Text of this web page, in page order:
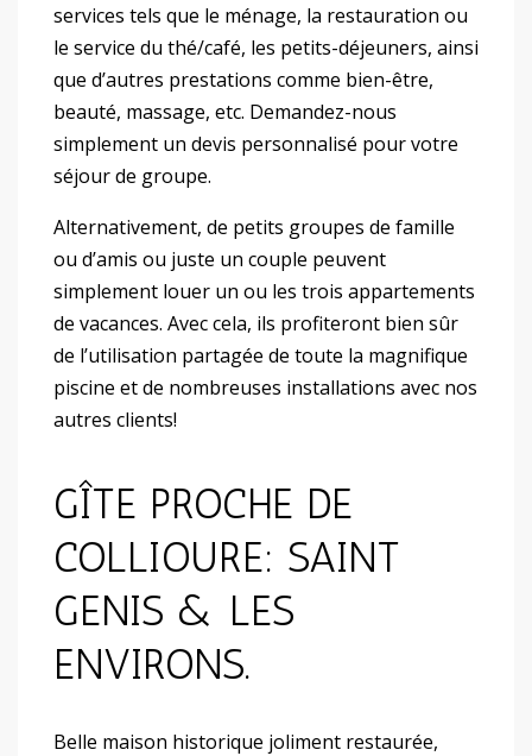
services tels que le ménage, la restauration ou
le service du thé/café, les petits-déjeuners, ainsi
que d’autres prestations comme bien-être,
beauté, massage, etc. Demandez-nous
simplement un devis personnalisé pour votre
séjour de groupe.
Alternativement, de petits groupes de famille
ou d’amis ou juste un couple peuvent
simplement louer un ou les trois appartements
de vacances. Avec cela, ils profiteront bien sûr
de l’utilisation partagée de toute la magnifique
piscine et de nombreuses installations avec nos
autres clients!
GÎTE PROCHE DE
COLLIOURE: SAINT
GENIS & LES
ENVIRONS.
Belle maison historique joliment restaurée,